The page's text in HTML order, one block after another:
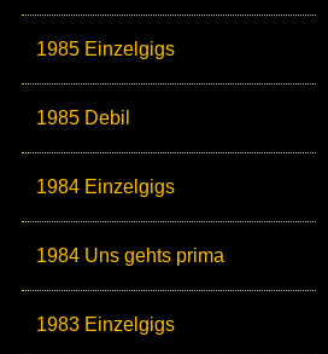
1985 Einzelgigs
1985 Debil
1984 Einzelgigs
1984 Uns gehts prima
1983 Einzelgigs